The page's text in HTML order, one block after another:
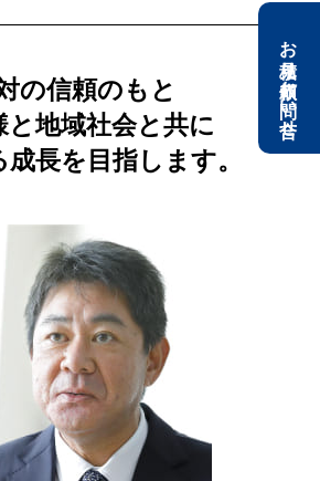
お見積り依頼
お問い合せ
の信頼のもと
と地域社会と共に
長を目指します。